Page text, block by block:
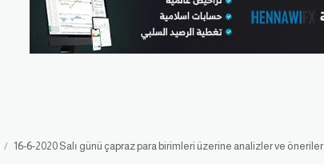
16-6-2020 Salı günü çapraz para birimleri üzerine analizler ve öneriler